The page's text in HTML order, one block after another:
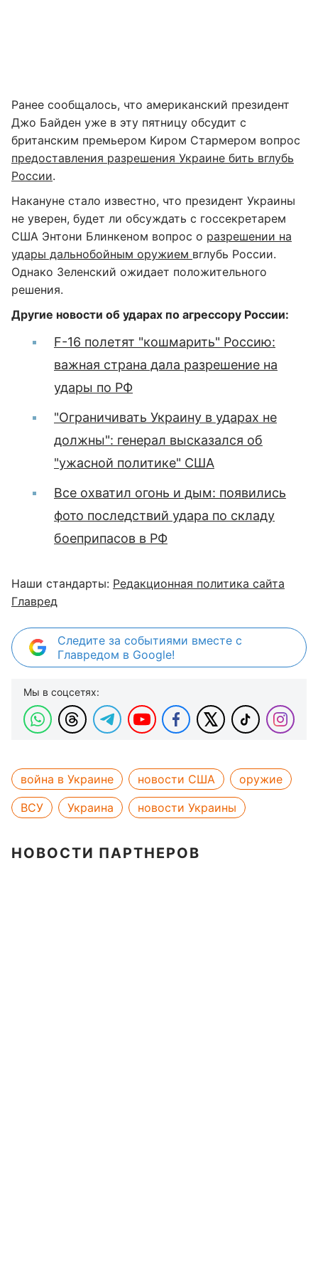
Ранее сообщалось, что американский президент
Джо Байден уже в эту пятницу обсудит с
британским премьером Киром Стармером вопрос
предоставления разрешения Украине бить вглубь
России.
Накануне стало известно, что президент Украины
не уверен, будет ли обсуждать с госсекретарем
США Энтони Блинкеном вопрос о разрешении на
удары дальнобойным оружием вглубь России.
Однако Зеленский ожидает положительного
решения.
Другие новости об ударах по агрессору России:
F-16 полетят "кошмарить" Россию:
важная страна дала разрешение на
удары по РФ
"Ограничивать Украину в ударах не
должны": генерал высказался об
"ужасной политике" США
Все охватил огонь и дым: появились
фото последствий удара по складу
боеприпасов в РФ
Наши стандарты: Редакционная политика сайта
Главред
Следите за событиями вместе с
Главредом в Google!
Мы в соцсетях:
война в Украине новости США
оружие
ВСУ
Украина новости Украины
НОВОСТИ ПАРТНЕРОВ